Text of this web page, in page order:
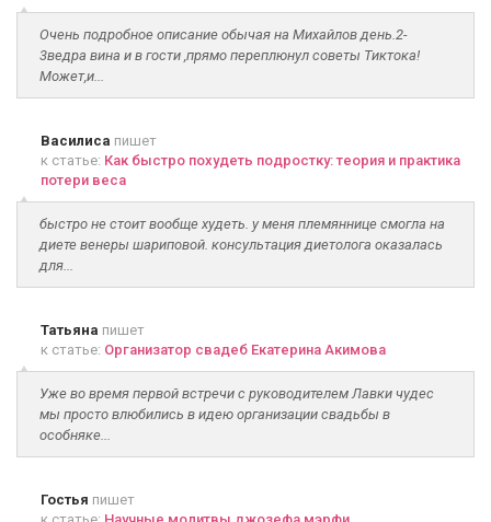
Очень подробное описание обычая на Михайлов день.2-
3ведра вина и в гости ,прямо переплюнул советы Тиктока!
Может,и...
Василиса пишет
к статье: Как быстро похудеть подростку: теория и практика
потери веса
быстро не стоит вообще худеть. у меня племяннице смогла на
диете венеры шариповой. консультация диетолога оказалась
для...
Татьяна пишет
к статье: Организатор свадеб Екатерина Акимова
Уже во время первой встречи с руководителем Лавки чудес
мы просто влюбились в идею организации свадьбы в
особняке...
Гостья пишет